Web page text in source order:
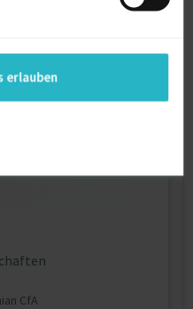
erlauben
Management
CfA